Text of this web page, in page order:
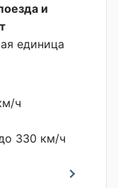
и
единица
ч
330 км/ч